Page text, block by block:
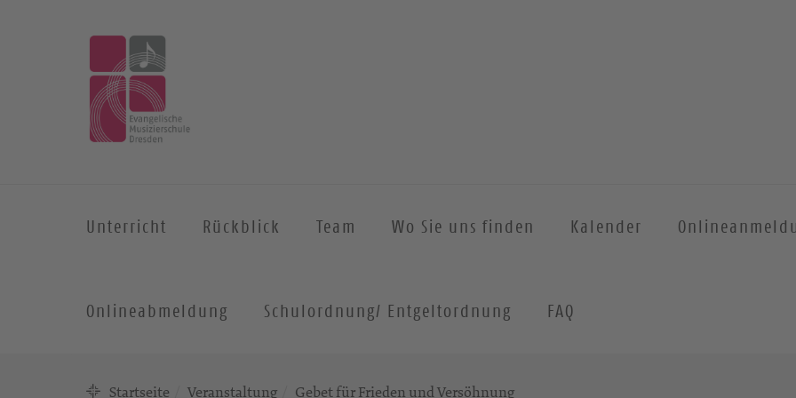
Unterricht Rückblick Team Wo Sie uns finden Kalender
Onlineabmeldung Schulordnung/ Entgeltordnung FAQ
Startseite Veranstaltung Gebet für Frieden und Versöhnung